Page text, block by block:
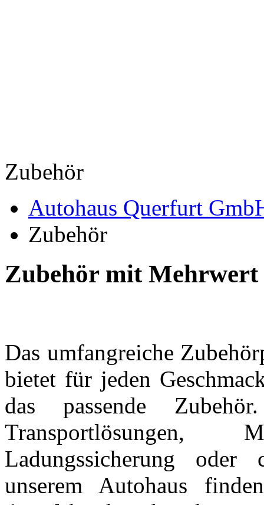
Zubehör
Autohaus Querfurt
Zubehör
Zubehör mit Mehrwert
Das umfangreiche
bietet für jeden
das passende
Transportlösungen,
Ladungssicherung
unserem Autohaus